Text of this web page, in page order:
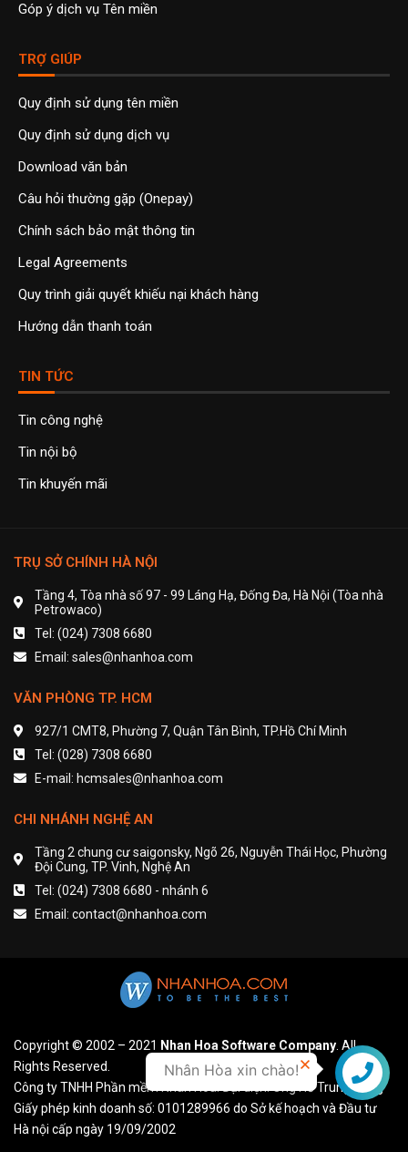
Góp ý dịch vụ Tên miền
TRỢ GIÚP
Quy định sử dụng tên miền
Quy định sử dụng dịch vụ
Download văn bản
Câu hỏi thường gặp (Onepay)
Chính sách bảo mật thông tin
Legal Agreements
Quy trình giải quyết khiếu nại khách hàng
Hướng dẫn thanh toán
TIN TỨC
Tin công nghệ
Tin nội bộ
Tin khuyến mãi
TRỤ SỞ CHÍNH HÀ NỘI
Tầng 4, Tòa nhà số 97 - 99 Láng Hạ, Đống Đa, Hà Nội (Tòa nhà
Petrowaco)
Tel: (024) 7308 6680
Email: sales@nhanhoa.com
VĂN PHÒNG TP. HCM
927/1 CMT8, Phường 7, Quận Tân Bình, TP.Hồ Chí Minh
Tel: (028) 7308 6680
E-mail: hcmsales@nhanhoa.com
CHI NHÁNH NGHỆ AN
Tầng 2 chung cư saigonsky, Ngõ 26, Nguyễn Thái Học, Phường
Đội Cung, TP. Vinh, Nghệ An
Tel: (024) 7308 6680 - nhánh 6
Email: contact@nhanhoa.com
Copyright © 2002 – 2021 Nhan Hoa Software Company. All
Rights Reserved.
Công ty TNHH Phần mềm Nhân Hòa. Đại diện: Ông Hồ Trung Dũng
Giấy phép kinh doanh số: 0101289966 do Sở kế hoạch và Đầu tư
Hà nội cấp ngày 19/09/2002
Liên hệ
Nhân Hòa xin chào!